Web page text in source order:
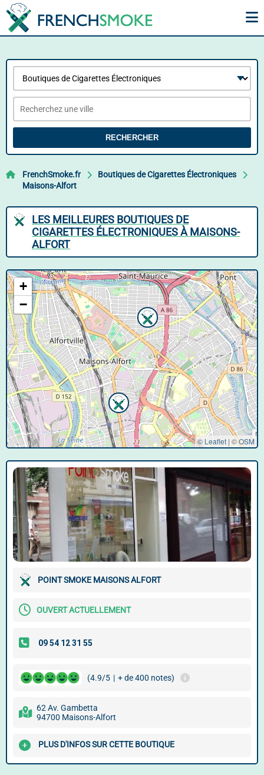
RECHERCHER
FrenchSmoke.fr
Boutiques de Cigarettes Électroniques
Maisons-Alfort
LES MEILLEURES BOUTIQUES DE
CIGARETTES ÉLECTRONIQUES À MAISONS-
ALFORT
+
−
© Leaflet | ©OSM
POINT SMOKE MAISONS ALFORT
OUVERT ACTUELLEMENT
(4.9/5 | + de 400 notes)
62 Av. Gambetta
94700 Maisons-Alfort
PLUS D'INFOS SUR CETTE BOUTIQUE